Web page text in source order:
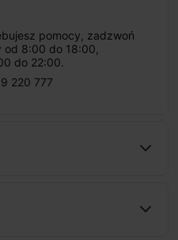
pomocy, zadzwoń
od 8:00 do 18:00,
do 22:00.
220 777